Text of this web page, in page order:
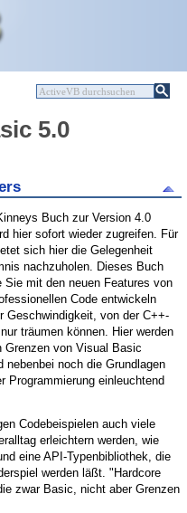
5.0
Buch zur Version 4.0
hier sofort wieder zugreifen. Für
sich hier die Gelegenheit
nachzuholen. Dieses Buch
Sie mit den neuen Features von
Code entwickeln
Geschwindigkeit, von der C++-
träumen können. Hier werden
Grenzen von Visual Basic
nebenbei noch die Grundlagen
Programmierung einleuchtend
Codebeispielen auch viele
erleichtern werden, wie
eine API-Typenbibliothek, die
werden läßt. "Hardcore
zwar Basic, nicht aber Grenzen